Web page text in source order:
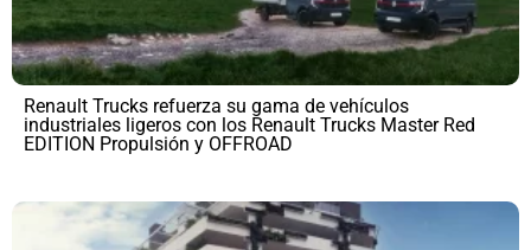
Renault Trucks refuerza su gama de vehículos
industriales ligeros con los Renault Trucks Master Red
EDITION Propulsión y OFFROAD